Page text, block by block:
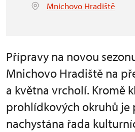
Mnichovo Hradiště
Přípravy na novou
Mnichovo Hradiště na
a května vrcholí. Kromě
prohlídkových okruhů je
nachystána řada